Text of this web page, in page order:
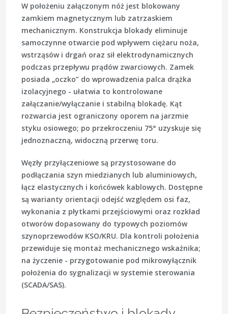
W położeniu załączonym nóż jest blokowany
zamkiem magnetycznym lub zatrzaskiem
mechanicznym. Konstrukcja blokady eliminuje
samoczynne otwarcie pod wpływem ciężaru noża,
wstrząsów i drgań oraz sił elektrodynamicznych
podczas przepływu prądów zwarciowych. Zamek
posiada „oczko” do wprowadzenia palca drążka
izolacyjnego - ułatwia to kontrolowane
załączanie/wyłączanie i stabilną blokadę. Kąt
rozwarcia jest ograniczony oporem na jarzmie
styku osiowego; po przekroczeniu 75° uzyskuje się
jednoznaczną, widoczną przerwę toru.
Węzły przyłączeniowe są przystosowane do
podłączania szyn miedzianych lub aluminiowych,
łącz elastycznych i końcówek kablowych. Dostępne
są warianty orientacji odejść względem osi faz,
wykonania z płytkami przejściowymi oraz rozkład
otworów dopasowany do typowych poziomów
szynoprzewodów KSO/KRU. Dla kontroli położenia
przewiduje się montaż mechanicznego wskaźnika;
na życzenie - przygotowanie pod mikrowyłącznik
położenia do sygnalizacji w systemie sterowania
(SCADA/SAS).